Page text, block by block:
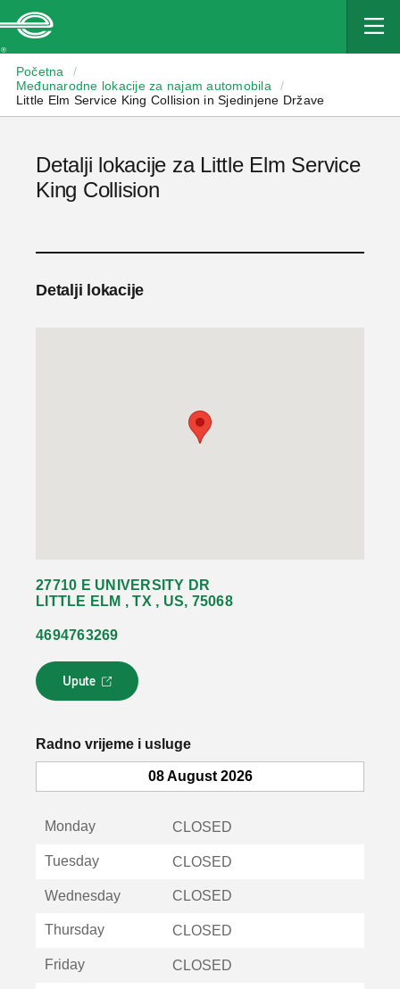
Početna
/
Međunarodne lokacije za najam automobila
/
Little Elm Service King Collision in Sjedinjene Države
Detalji lokacije za Little Elm Service
King Collision
Detalji lokacije
27710 E UNIVERSITY DR
LITTLE ELM , TX , US, 75068
4694763269
Upute
L
i
k
o
u
Radno vrijeme i usluge
08 August 2026
Monday CLOSED
Tuesday CLOSED
Wednesday CLOSED
Thursday CLOSED
Friday CLOSED